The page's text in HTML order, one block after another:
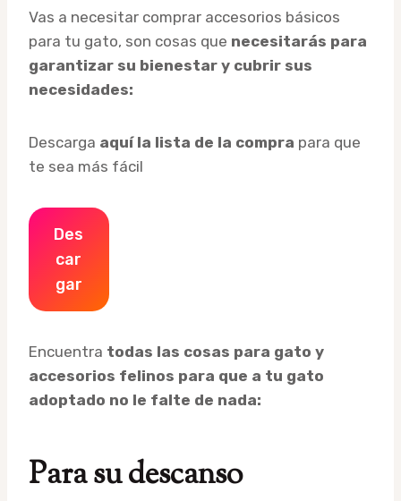
Vas a necesitar comprar accesorios básicos
para tu gato, son cosas que necesitarás para
garantizar su bienestar y cubrir sus
necesidades:
Descarga aquí la lista de la compra para que
te sea más fácil
Des
Car
Gar
Encuentra todas las cosas para gato y
accesorios felinos para que a tu gato
adoptado no le falte de nada:
Para su descanso